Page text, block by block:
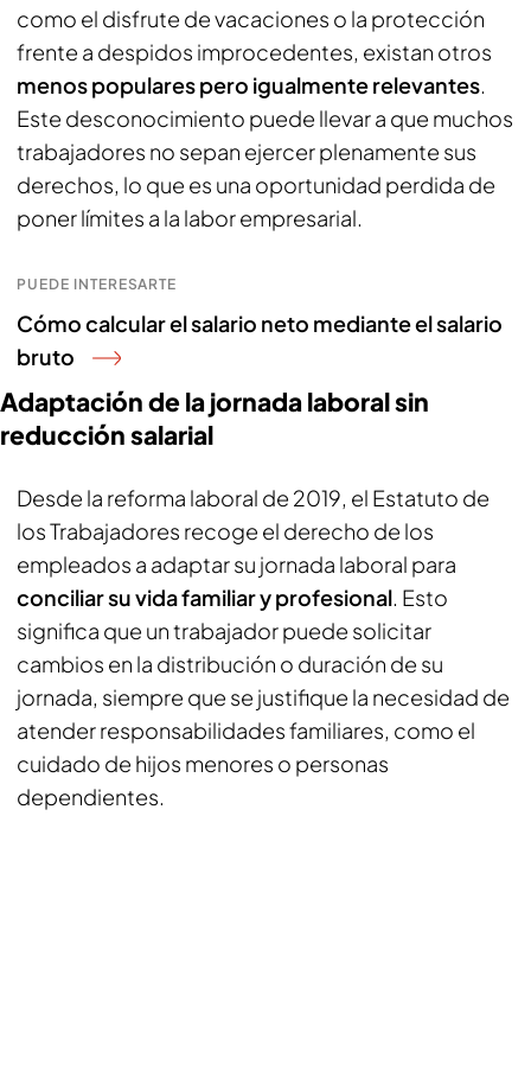
como el disfrute de vacaciones o la protección
frente a despidos improcedentes, existan otros
menos populares pero igualmente relevantes.
Este desconocimiento puede llevar a que muchos
trabajadores no sepan ejercer plenamente sus
derechos, lo que es una oportunidad perdida de
poner límites a la labor empresarial.
PUEDE INTERESARTE
Cómo calcular el salario neto mediante el salario
bruto
Adaptación de la jornada laboral sin
reducción salarial
Desde la reforma laboral de 2019, el Estatuto de
los Trabajadores recoge el derecho de los
empleados a adaptar su jornada laboral para
conciliar su vida familiar y profesional. Esto
significa que un trabajador puede solicitar
cambios en la distribución o duración de su
jornada, siempre que se justifique la necesidad de
atender responsabilidades familiares, como el
cuidado de hijos menores o personas
dependientes.